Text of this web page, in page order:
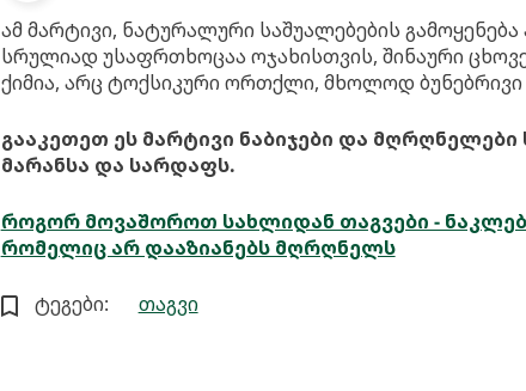
ამ მარტივი, ნატურალური საშუალებების
სრულიად უსაფრთხოცაა ოჯახისთვის, შინაური
ქიმია, არც ტოქსიკური ორთქლი, მხოლოდ
გააკეთეთ ეს მარტივი ნაბიჯები და
მარანსა და სარდაფს.
როგორ მოვაშოროთ სახლიდან თაგვები -
რომელიც არ დააზიანებს მღრღნელს
ტეგები: თაგვი